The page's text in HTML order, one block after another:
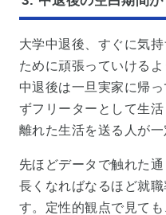
大学中退後、すぐに気
ために頑張っていける
中退後は一旦実家に帰
ずフリーターとして生
離れた生活を送る人が一
先ほどデータで触れた
長くなればなるほど就
す。定性的観点で見て